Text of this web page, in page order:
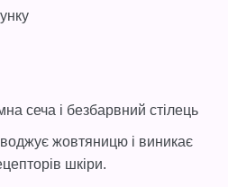
сеча і безбарвний стілець
жовтяницю і виникає
шкіри.